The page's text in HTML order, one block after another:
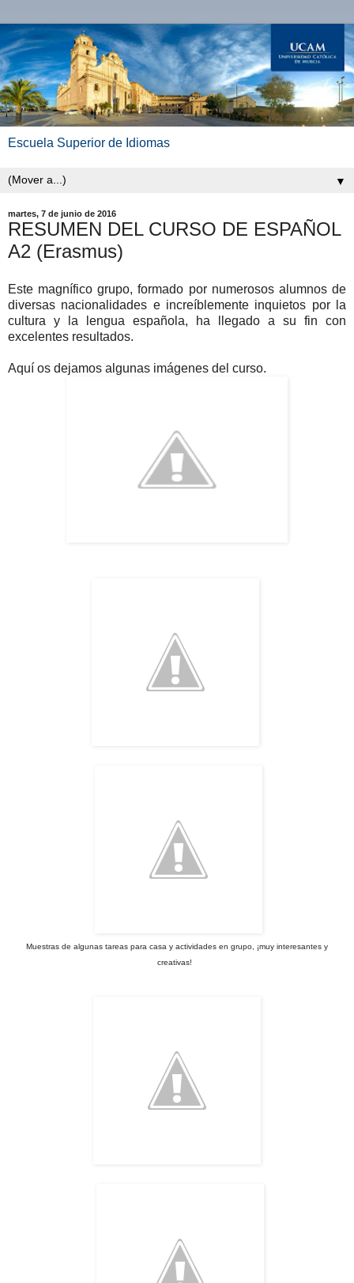
Escuela Superior de Idiomas
▼
martes, 7 de junio de 2016
RESUMEN DEL CURSO DE ESPAÑOL
A2 (Erasmus)
Este magnífico grupo, formado por numerosos alumnos de
diversas nacionalidades e increíblemente inquietos por la
cultura y la lengua española, ha llegado a su fin con
excelentes resultados.
Aquí os dejamos algunas imágenes del curso.
Muestras de algunas tareas para casa y actividades en grupo, ¡muy interesantes y
creativas!